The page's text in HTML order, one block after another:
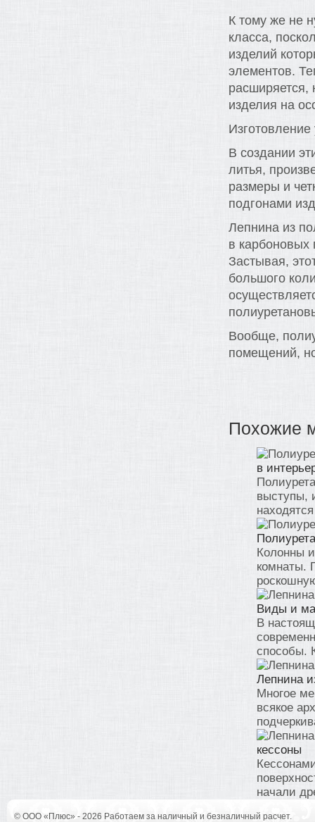
К тому же не
класса,
изделий
элементов.
расширяется,
изделия на
В создании
литья,
размеры и
подгонами
Лепнина из
в карбоновых
Застывая,
большого
Вообще,
помещений,
Похожие
в
выступы,
Колонны
комнаты.
Виды и
В
способы.
Лепнина
Многое
всякое
кессоны
начали
© ООО «Плюс» - 2026 Работаем за наличный и безналичный расчет.